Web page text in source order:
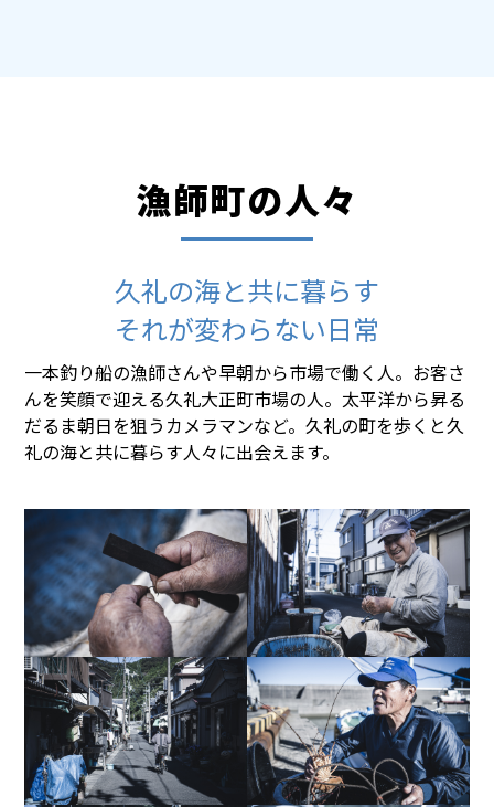
漁師町の人々
久礼の海と共に暮らす
それが変わらない日常
一本釣り船の漁師さんや早朝から市場で働く人。お客さ
んを笑顔で迎える久礼大正町市場の人。太平洋から昇る
だるま朝日を狙うカメラマンなど。久礼の町を歩くと久
礼の海と共に暮らす人々に出会えます。